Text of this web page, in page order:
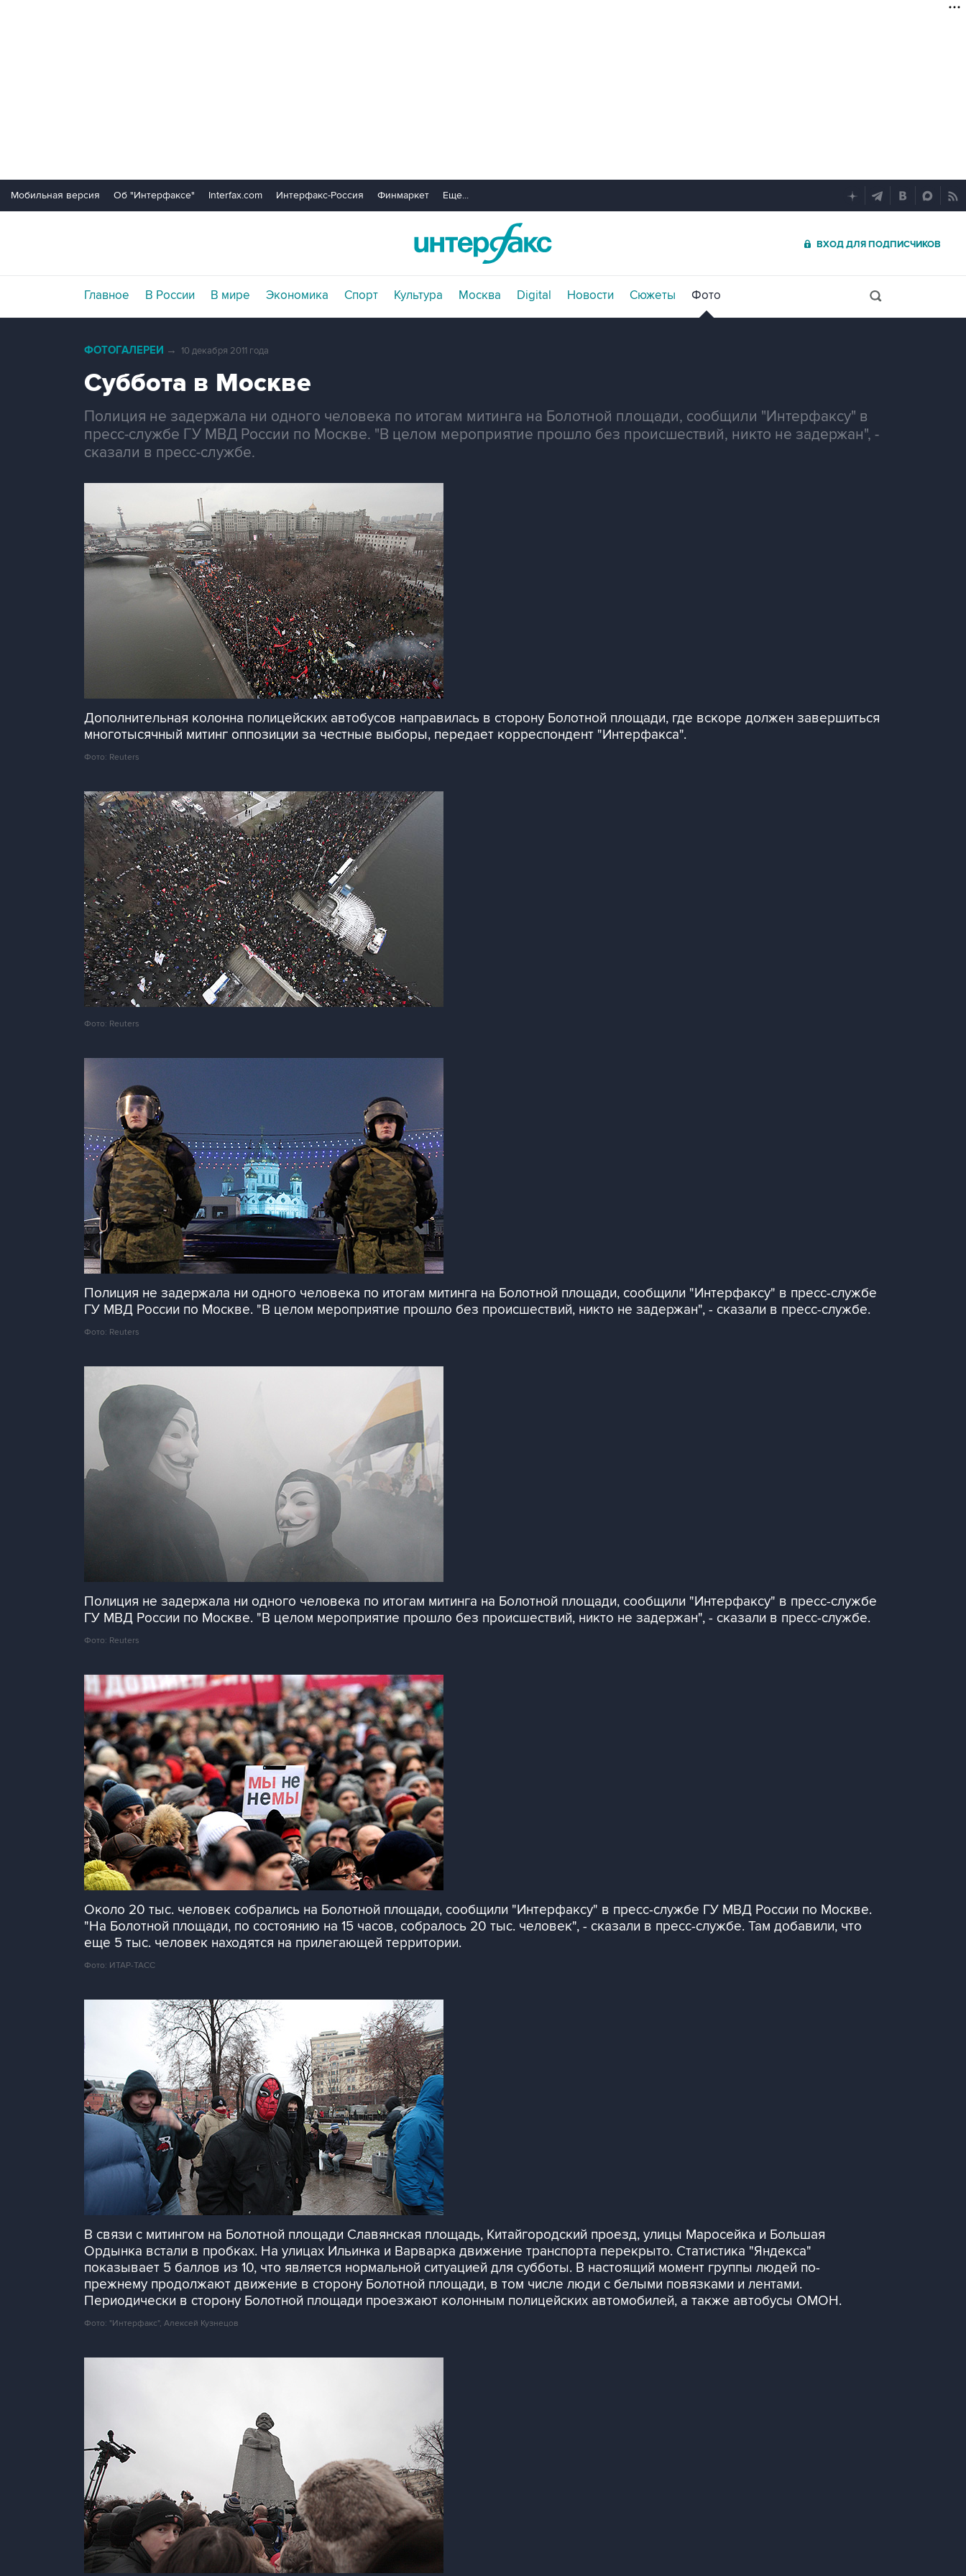
Мобильная версия Об "Интерфаксе" Interfax.com Интерфакс-Россия Финмаркет Еще...
ВХОД ДЛЯ ПОДПИСЧИКОВ
Главное В России В мире Экономика Спорт Культура Москва Digital Новости Сюжеты Фото
ФОТОГАЛЕРЕИ → 10 декабря 2011 года
Суббота в Москве
Полиция не задержала ни одного человека по итогам митинга на Болотной площади, сообщили "Интерфаксу" в
пресс-службе ГУ МВД России по Москве. "В целом мероприятие прошло без происшествий, никто не задержан", -
сказали в пресс-службе.
Дополнительная колонна полицейских автобусов направилась в сторону Болотной площади, где вскоре должен завершиться
многотысячный митинг оппозиции за честные выборы, передает корреспондент "Интерфакса".
Фото: Reuters
Фото: Reuters
Полиция не задержала ни одного человека по итогам митинга на Болотной площади, сообщили "Интерфаксу" в пресс-службе
ГУ МВД России по Москве. "В целом мероприятие прошло без происшествий, никто не задержан", - сказали в пресс-службе.
Фото: Reuters
Полиция не задержала ни одного человека по итогам митинга на Болотной площади, сообщили "Интерфаксу" в пресс-службе
ГУ МВД России по Москве. "В целом мероприятие прошло без происшествий, никто не задержан", - сказали в пресс-службе.
Фото: Reuters
Около 20 тыс. человек собрались на Болотной площади, сообщили "Интерфаксу" в пресс-службе ГУ МВД России по Москве.
"На Болотной площади, по состоянию на 15 часов, собралось 20 тыс. человек", - сказали в пресс-службе. Там добавили, что
еще 5 тыс. человек находятся на прилегающей территории.
Фото: ИТАР-ТАСС
В связи с митингом на Болотной площади Славянская площадь, Китайгородский проезд, улицы Маросейка и Большая
Ордынка встали в пробках. На улицах Ильинка и Варварка движение транспорта перекрыто. Статистика "Яндекса"
показывает 5 баллов из 10, что является нормальной ситуацией для субботы. В настоящий момент группы людей по-
прежнему продолжают движение в сторону Болотной площади, в том числе люди с белыми повязками и лентами.
Периодически в сторону Болотной площади проезжают колонным полицейских автомобилей, а также автобусы ОМОН.
Фото: "Интерфакс", Алексей Кузнецов